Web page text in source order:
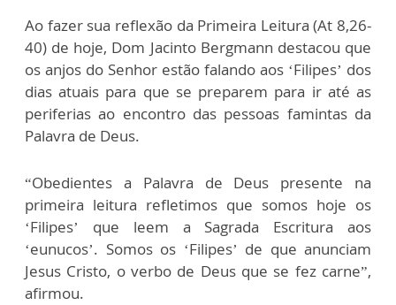
Ao fazer sua reflexão da Primeira Leitura (At 8,26-
40) de hoje, Dom Jacinto Bergmann destacou que
os anjos do Senhor estão falando aos ‘Filipes’ dos
dias atuais para que se preparem para ir até as
periferias ao encontro das pessoas famintas da
Palavra de Deus.
“Obedientes a Palavra de Deus presente na
primeira leitura refletimos que somos hoje os
‘Filipes’ que leem a Sagrada Escritura aos
‘eunucos’. Somos os ‘Filipes’ de que anunciam
Jesus Cristo, o verbo de Deus que se fez carne”,
afirmou.